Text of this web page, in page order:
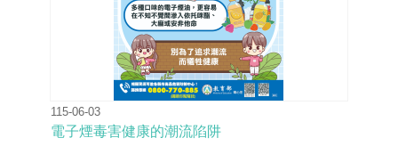
115-06-03
電子煙毒害健康的潮流陷阱